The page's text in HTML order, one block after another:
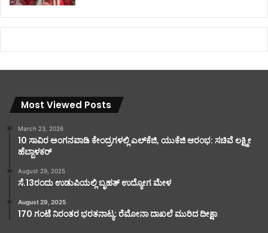
Most Viewed Posts
March 23, 2026
10 ಸಾವಿರ ಅಂಗನವಾಡಿ ಕೇಂದ್ರಗಳಲ್ಲಿ ಎಲ್‌ಕೆಜಿ, ಯುಕೆಜಿ ಆರಂಭ: ಸಚಿವೆ ಲಕ್ಷ್ಮೀ
ಹೆಬ್ಬಾಳಕರ್
August 29, 2025
ಸೆ.13ರಂದು ಉಡುಪಿಯಲ್ಲಿ ಬೃಹತ್ ಉದ್ಯೋಗ ಮೇಳ
August 29, 2025
170 ಗಂಟೆ ನಿರಂತರ ಭರತನಾಟ್ಯ: ರೆಮೋನಾ ದಾಖಲೆ ಮುರಿದ ದೀಕ್ಷಾ